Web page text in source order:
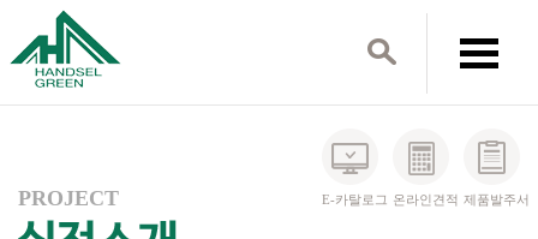
E-카탈로그 온라인견적 제품발주서
PROJECT